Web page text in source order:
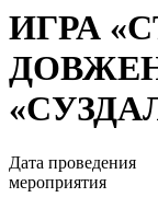
ИГРА
Дата проведения
мероприятия